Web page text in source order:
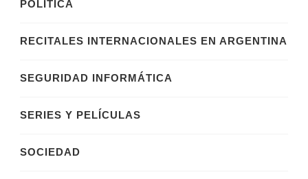
POLÍTICA
RECITALES INTERNACIONALES EN ARGENTINA
SEGURIDAD INFORMÁTICA
SERIES Y PELÍCULAS
SOCIEDAD